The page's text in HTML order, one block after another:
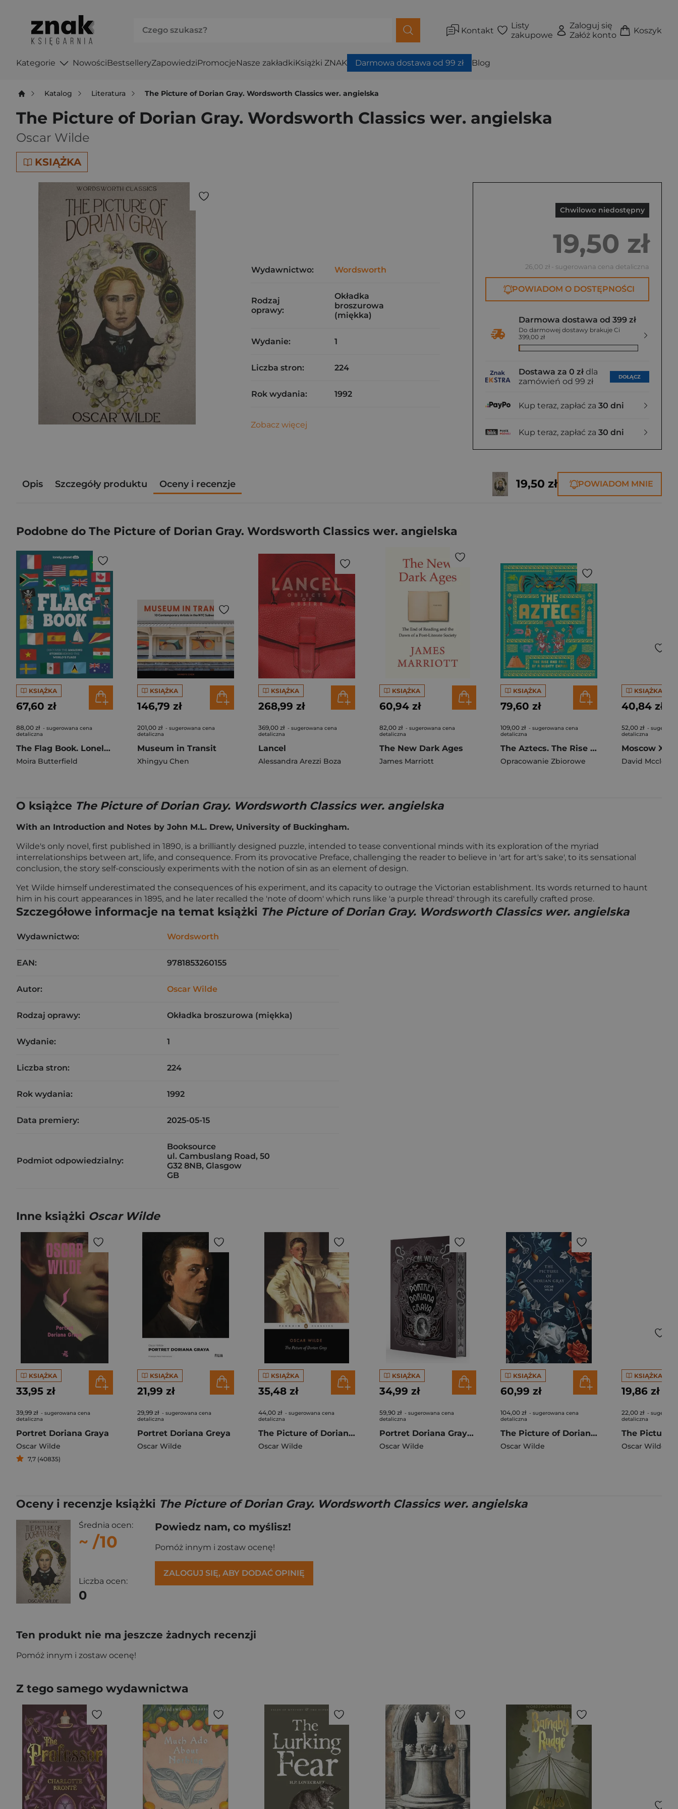
Kontakt
Listy
zakupowe
Zaloguj się
Załóż konto
Koszyk
Kategorie NowościBestselleryZapowiedziPromocjeNasze zakładkiKsiążki ZNAK Darmowa dostawa od 99 zł Blog
Katalog Literatura The Picture of Dorian Gray. Wordsworth Classics wer. angielska
The Picture of Dorian Gray. Wordsworth Classics wer. angielska
Oscar Wilde
KSIĄŻKA
Chwilowo niedostępny
19,50 zł
26,00 zł - sugerowana cena detaliczna
POWIADOM O DOSTĘPNOŚCI
Darmowa dostawa od 399 zł
Do darmowej dostawy brakuje Ci
399,00 zł
Dostawa za 0 zł dla
zamówień od 99 zł
DOŁĄCZ
Kup teraz, zapłać za 30 dni
Kup teraz, zapłać za 30 dni
Wydawnictwo: Wordsworth
Rodzaj
oprawy:
Okładka
broszurowa
(miękka)
Wydanie: 1
Liczba stron: 224
Rok wydania: 1992
Zobacz więcej
Opis Szczegóły produktu Oceny i recenzje 19,50 zł POWIADOM MNIE
Podobne do The Picture of Dorian Gray. Wordsworth Classics wer. angielska
KSIĄŻKA
67,60 zł
88,00 zł - sugerowana cena
detaliczna
The Flag Book. Lonely Planet Kids
Moira Butterfield
KSIĄŻKA
146,79 zł
201,00 zł - sugerowana cena
detaliczna
Museum in Transit
Xhingyu Chen
KSIĄŻKA
268,99 zł
369,00 zł - sugerowana cena
detaliczna
Lancel
Alessandra Arezzi Boza
KSIĄŻKA
60,94 zł
82,00 zł - sugerowana cena
detaliczna
The New Dark Ages
James Marriott
KSIĄŻKA
79,60 zł
109,00 zł - sugerowana cena
detaliczna
The Aztecs. The Rise and Fall of a Mighty Empire
Opracowanie Zbiorowe
KSIĄŻKA
40,84 zł
52,00 zł -
detaliczna
Moscow X
David
O książce The Picture of Dorian Gray. Wordsworth Classics wer. angielska
With an Introduction and Notes by John M.L. Drew, University of Buckingham.
Wilde's only novel, first published in 1890, is a brilliantly designed puzzle, intended to tease conventional minds with its exploration of the myriad
interrelationships between art, life, and consequence. From its provocative Preface, challenging the reader to believe in 'art for art's sake', to its sensational
conclusion, the story self-consciously experiments with the notion of sin as an element of design.
Yet Wilde himself underestimated the consequences of his experiment, and its capacity to outrage the Victorian establishment. Its words returned to haunt
him in his court appearances in 1895, and he later recalled the 'note of doom' which runs like 'a purple thread' through its carefully crafted prose.
Szczegółowe informacje na temat książki The Picture of Dorian Gray. Wordsworth Classics wer. angielska
Wydawnictwo: Wordsworth
EAN: 9781853260155
Autor: Oscar Wilde
Rodzaj oprawy: Okładka broszurowa (miękka)
Wydanie: 1
Liczba stron: 224
Rok wydania: 1992
Data premiery: 2025-05-15
Podmiot odpowiedzialny:
Booksource
ul. Cambuslang Road, 50
G32 8NB, Glasgow
GB
Inne książki Oscar Wilde
KSIĄŻKA
33,95 zł
39,99 zł - sugerowana cena
detaliczna
Portret Doriana Graya
Oscar Wilde
7,7 (40835)
KSIĄŻKA
21,99 zł
29,99 zł - sugerowana cena
detaliczna
Portret Doriana Greya
Oscar Wilde
KSIĄŻKA
35,48 zł
44,00 zł - sugerowana cena
detaliczna
The Picture of Dorian Gray wer. angielska
Oscar Wilde
KSIĄŻKA
34,99 zł
59,90 zł - sugerowana cena
detaliczna
Portret Doriana Graya barwione brzegi
Oscar Wilde
KSIĄŻKA
60,99 zł
104,00 zł - sugerowana cena
detaliczna
The Picture of Dorian Gray wer. angielska
Oscar Wilde
KSIĄŻKA
19,86 zł
22,00 zł -
detaliczna
Oscar Wilde
Oceny i recenzje książki The Picture of Dorian Gray. Wordsworth Classics wer. angielska
Średnia ocen:
~ /10
Liczba ocen:
0
Powiedz nam, co myślisz!
Pomóż innym i zostaw ocenę!
ZALOGUJ SIĘ, ABY DODAĆ OPINIĘ
Ten produkt nie ma jeszcze żadnych recenzji
Pomóż innym i zostaw ocenę!
Z tego samego wydawnictwa